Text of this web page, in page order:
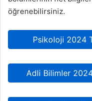
öğrenebilirsiniz.
Psikoloji 2024
Adli Bilimler